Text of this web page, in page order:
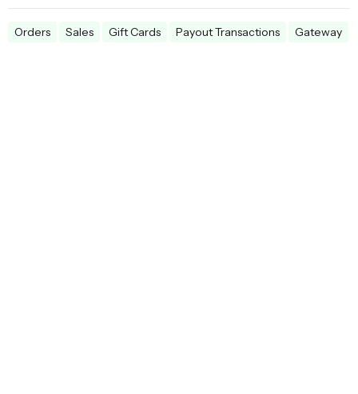
Orders Sales Gift Cards Payout Transactions Gateway